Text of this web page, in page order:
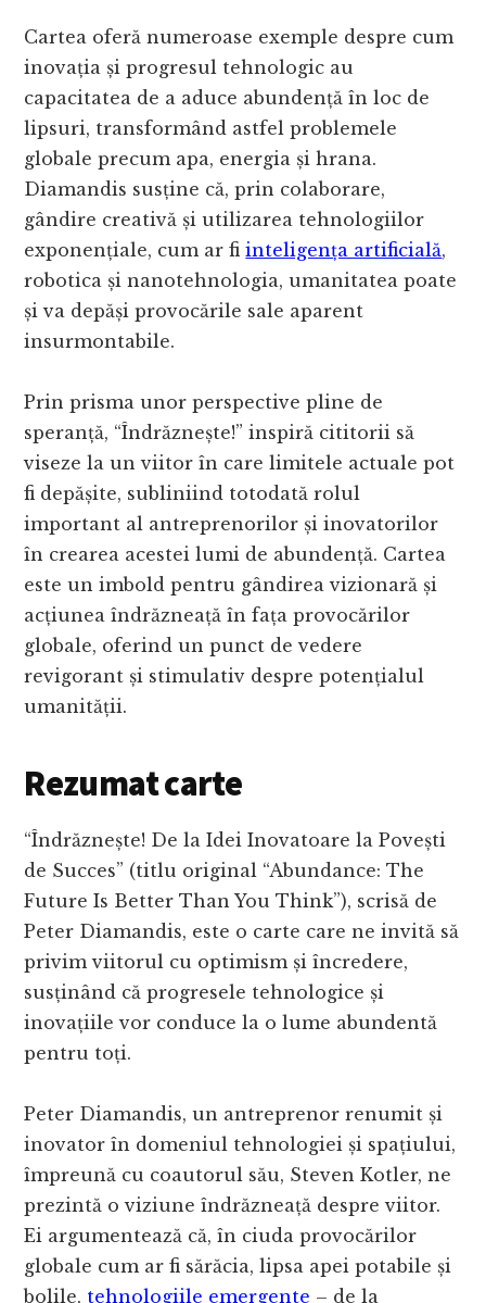
Cartea oferă numeroase exemple despre cum
inovația și progresul tehnologic au
capacitatea de a aduce abundență în loc de
lipsuri, transformând astfel problemele
globale precum apa, energia și hrana.
Diamandis susține că, prin colaborare,
gândire creativă și utilizarea tehnologiilor
exponențiale, cum ar fiinteligența artificială,
robotica și nanotehnologia, umanitatea poate
și va depăși provocările sale aparent
insurmontabile.
Prin prisma unor perspective pline de
speranță, “Îndrăznește!” inspiră cititorii să
viseze la un viitor în care limitele actuale pot
fi depășite, subliniind totodată rolul
important al antreprenorilor și inovatorilor
în crearea acestei lumi de abundență. Cartea
este un imbold pentru gândirea vizionară și
acțiunea îndrăzneață în fața provocărilor
globale, oferind un punct de vedere
revigorant și stimulativ despre potențialul
umanității.
Rezumat carte
“Îndrăznește! De la Idei Inovatoare la Povești
de Succes” (titlu original “Abundance: The
Future Is Better Than You Think”), scrisă de
Peter Diamandis, este o carte care ne invită să
privim viitorul cu optimism și încredere,
susținând că progresele tehnologice și
inovațiile vor conduce la o lume abundentă
pentru toți.
Peter Diamandis, un antreprenor renumit și
inovator în domeniul tehnologiei și spațiului,
împreună cu coautorul său, Steven Kotler, ne
prezintă o viziune îndrăzneață despre viitor.
Ei argumentează că, în ciuda provocărilor
globale cum ar fi sărăcia, lipsa apei potabile și
bolile, tehnologiile emergente – de la